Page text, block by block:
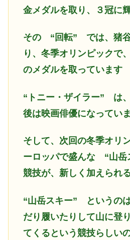
金メダルを取り、３冠に
その “回転” では、猪
り、冬季オリンピックで
のメダルを取っています
“トニー・ザイラー” は
後は映画俳優になってい
そして、次回の冬季オリ
ーロッパで盛んな “山
競技が、新しく加えられ
“山岳スキー” というの
だり履いたりして山に登
てくるという競技らしい